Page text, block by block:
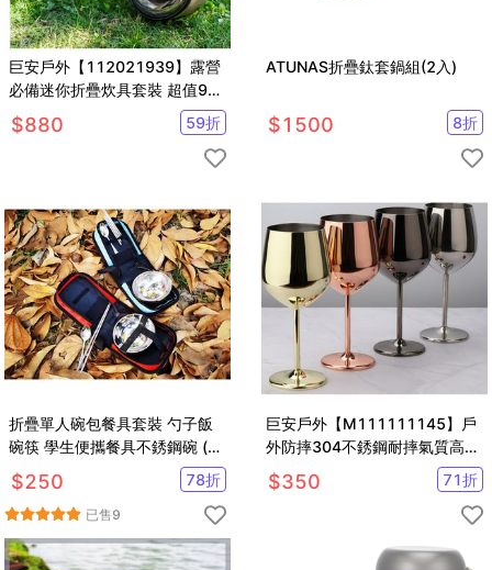
巨安戶外【112021939】露營
必備迷你折疊炊具套裝 超值9件
組 送收納包
$880 59折
ATUNAS折疊鈦套鍋組(2入)
$1500 8折
折疊單人碗包餐具套裝 勺子飯
碗筷 學生便攜餐具不銹鋼碗 (一
組入)
$250 78折
已售9
巨安戶外【M111111145】戶
外防摔304不銹鋼耐摔氣質高腳
杯紅酒杯(500ml)
$350 71折